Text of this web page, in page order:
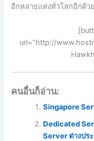
อีกหลายแห่งทั่วโลกอีกด้วย
url=”http://
คนอื่นก็อ่าน:
Singapore
Dedicated
Server ต่างปร